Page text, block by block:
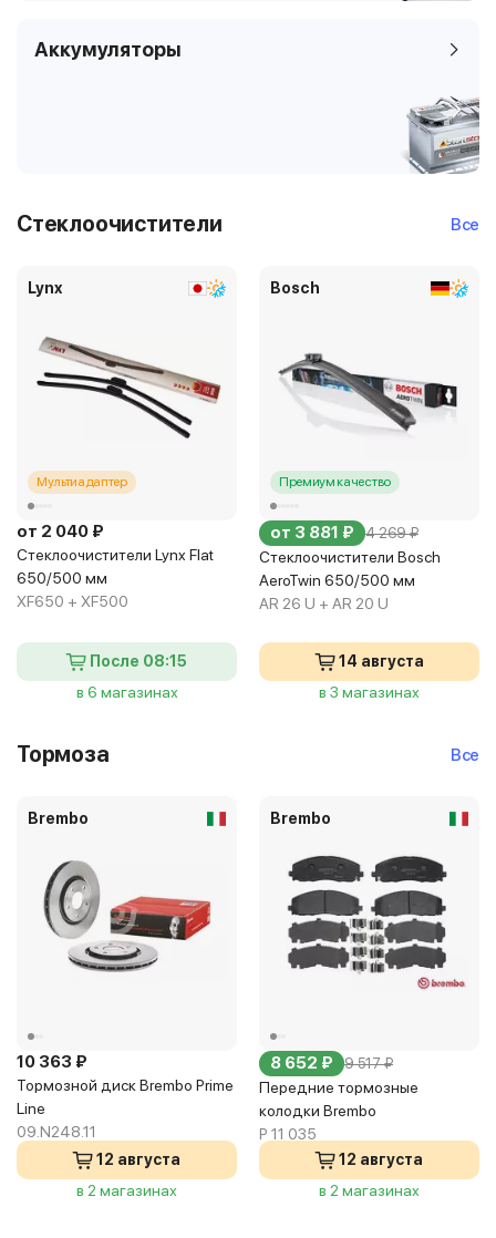
Аккумуляторы
Стеклоочистители Все
Lynx
Мультиадаптер
от 2 040 ₽
Стеклоочистители Lynx Flat
650/500 мм
XF650 + XF500
После 08:15
в 6 магазинах
Bosch
Премиум качество
от 3 881 ₽ 4 269 ₽
Стеклоочистители Bosch
AeroTwin 650/500 мм
AR 26 U + AR 20 U
14 августа
в 3 магазинах
Тормоза Все
Brembo
10 363 ₽
Тормозной диск Brembo Prime
Line
09.N248.11
12 августа
в 2 магазинах
Brembo
8 652 ₽ 9 517 ₽
Передние тормозные
колодки Brembo
P 11 035
12 августа
в 2 магазинах